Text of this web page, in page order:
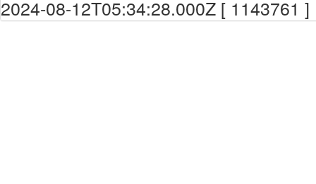
2024-08-12T05:34:28.000Z [ 1143761 ]